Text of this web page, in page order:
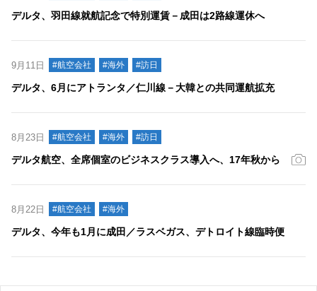
デルタ、羽田線就航記念で特別運賃－成田は2路線運休へ
9月11日 #航空会社 #海外 #訪日
デルタ、6月にアトランタ／仁川線－大韓との共同運航拡充
8月23日 #航空会社 #海外 #訪日
デルタ航空、全席個室のビジネスクラス導入へ、17年秋から
8月22日 #航空会社 #海外
デルタ、今年も1月に成田／ラスベガス、デトロイト線臨時便